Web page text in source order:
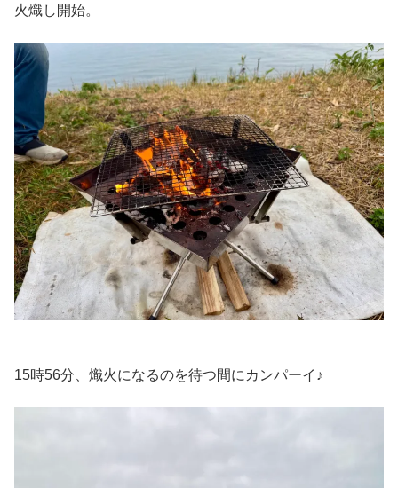
火熾し開始。
15時56分、熾火になるのを待つ間にカンパーイ♪